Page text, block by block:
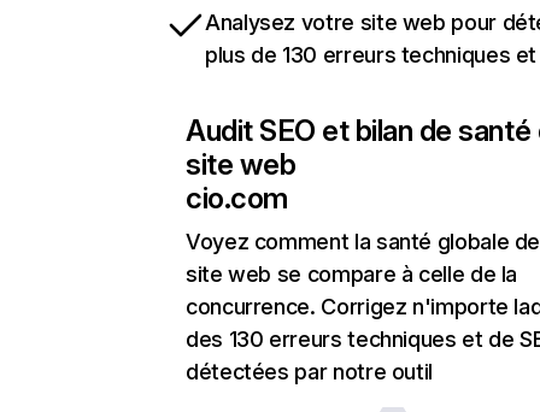
Analysez votre site web pour
plus de 130 erreurs techniques et
Audit SEO et bilan de santé
site web
cio.com
Voyez comment la santé globale
site web se compare à celle de la
concurrence. Corrigez n'importe
des 130 erreurs techniques et de
détectées par notre outil